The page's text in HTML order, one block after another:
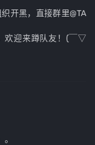
开黑，直接群里@TA
欢迎来蹲队友！(￣▽